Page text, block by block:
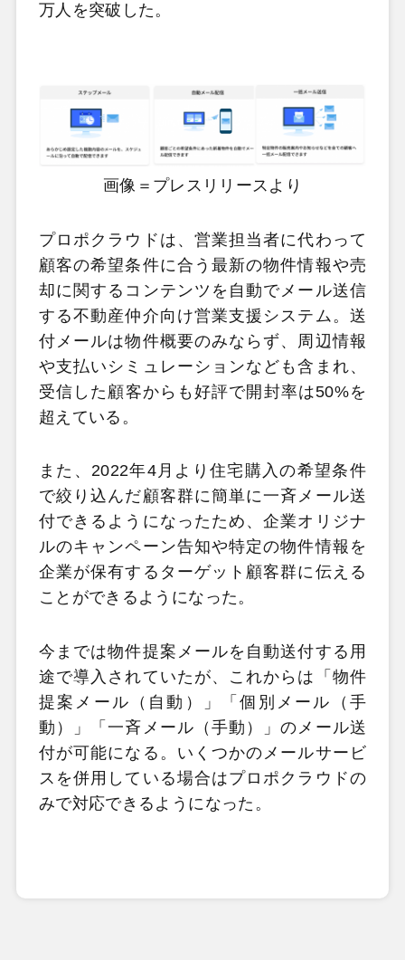
万人を突破した。
画像＝プレスリリースより
プロポクラウドは、営業担当者に代わって
顧客の希望条件に合う最新の物件情報や売
却に関するコンテンツを自動でメール送信
する不動産仲介向け営業支援システム。送
付メールは物件概要のみならず、周辺情報
や支払いシミュレーションなども含まれ、
受信した顧客からも好評で開封率は50%を
超えている。
また、2022年4月より住宅購入の希望条件
で絞り込んだ顧客群に簡単に一斉メール送
付できるようになったため、企業オリジナ
ルのキャンペーン告知や特定の物件情報を
企業が保有するターゲット顧客群に伝える
ことができるようになった。
今までは物件提案メールを自動送付する用
途で導入されていたが、これからは「物件
提案メール（自動）」「個別メール（手
動）」「一斉メール（手動）」のメール送
付が可能になる。いくつかのメールサービ
スを併用している場合はプロポクラウドの
みで対応できるようになった。